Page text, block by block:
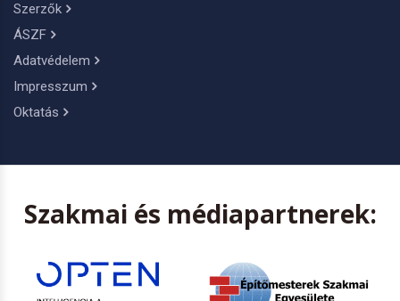
Szerzők
ÁSZF
Adatvédelem
Impresszum
Oktatás
Szakmai és médiapartnerek: